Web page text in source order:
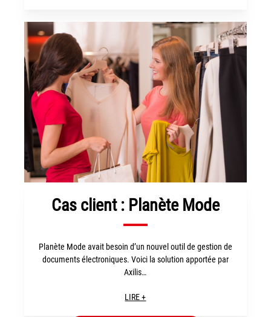
Cas client : Planète Mode
Planète Mode avait besoin d’un nouvel outil de gestion de
documents électroniques. Voici la solution apportée par
Axilis…
LIRE +